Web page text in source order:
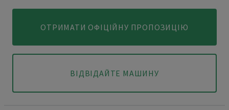
ОТРИМАТИ ОФІЦІЙНУ ПРОПОЗИЦІЮ
ВІДВІДАЙТЕ МАШИНУ